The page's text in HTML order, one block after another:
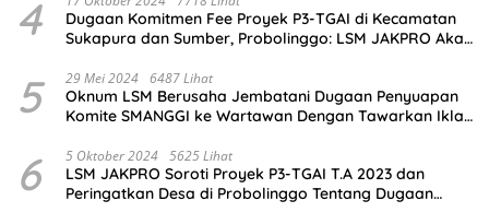
4
Dugaan Komitmen Fee Proyek P3-TGAI di Kecamatan
Sukapura dan Sumber, Probolinggo: LSM JAKPRO Akan
5 29 Mei 2024 6487 Lihat
Oknum LSM Berusaha Jembatani Dugaan Penyuapan
Komite SMANGGI ke Wartawan Dengan Tawarkan Iklan
6 5 Oktober 2024 5625 Lihat
LSM JAKPRO Soroti Proyek P3-TGAI T.A 2023 dan
Peringatkan Desa di Probolinggo Tentang Dugaan